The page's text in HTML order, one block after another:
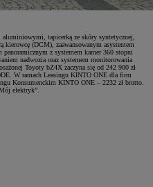
tapicerką ze skóry syntetycznej,
(DCM), zaawansowanym asystentem
panoramicznym z systemem kamer 360 stopni
nadwozia oraz systemem monitorowania
Toyoty bZ4X zaczyna się od 242 900 zł
W ramach Leasingu KINTO ONE dla firm
Konsumenckim KINTO ONE – 2232 zł brutto.
elektryk”.